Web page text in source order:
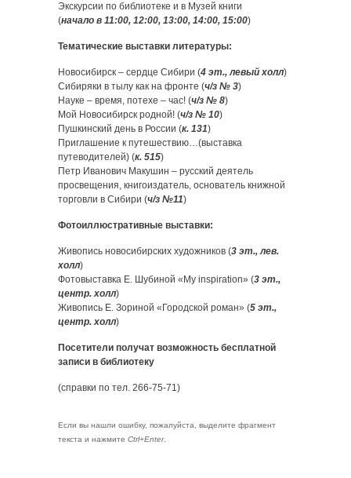
Экскурсии по библиотеке и в Музей книги
(начало в 11:00, 12:00, 13:00, 14:00, 15:00)
Тематические выставки литературы:
Новосибирск – сердце Сибири (4 эт., левый холл)
Сибиряки в тылу как на фронте (ч/з № 3)
Науке – время, потехе – час! (ч/з № 8)
Мой Новосибирск родной! (ч/з № 10)
Пушкинский день в России (к. 131)
Приглашение к путешествию…(выставка
путеводителей) (к. 515)
Петр Иванович Макушин – русский деятель
просвещения, книгоиздатель, основатель книжной
торговли в Сибири (ч/з №11)
Фотоиллюстративные выставки:
Живопись новосибирских художников (3 эт., лев.
холл)
Фотовыставка Е. Шубиной «My inspiration» (3 эт.,
центр. холл)
Живопись Е. Зориной «Городской роман» (5 эт.,
центр. холл)
Посетители получат возможность бесплатной
записи в библиотеку
(справки по тел. 266-75-71)
Если вы нашли ошибку, пожалуйста, выделите фрагмент
текста и нажмите Ctrl+Enter.